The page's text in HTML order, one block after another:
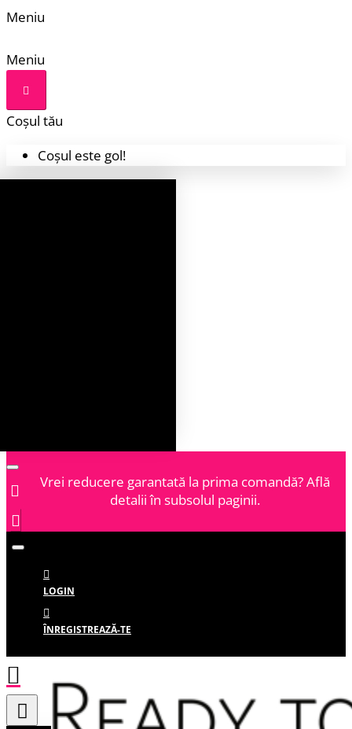
Meniu
Meniu
Coșul tău
Coșul este gol!
Vrei reducere garantată la prima comandă? Află
detalii în subsolul paginii.
LOGIN
ÎNREGISTREAZĂ-TE